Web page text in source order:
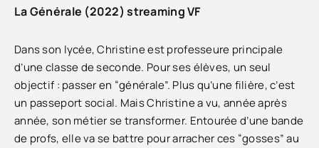
La Générale (2022) streaming VF
Dans son lycée, Christine est professeure principale
d’une classe de seconde. Pour ses élèves, un seul
objectif : passer en “générale”. Plus qu’une filière, c’est
un passeport social. Mais Christine a vu, année après
année, son métier se transformer. Entourée d’une bande
de profs, elle va se battre pour arracher ces “gosses” au